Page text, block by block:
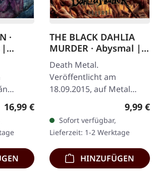
·
|
im
mit
Regulärer Preis:
16,99 €
THE BLACK DAHLIA
MURDER · Abysmal |
CD
Death Metal.
Veröffentlicht am
18.09.2015, auf Metal
Blade Records. CD im
Jewelcase. "Abysmal" von
The Black Dahlia Murder
ist ein stürmischer…
9,99 €
Sofort verfügbar,
Lieferzeit: 1-2 Werktage
HINZUFÜGEN